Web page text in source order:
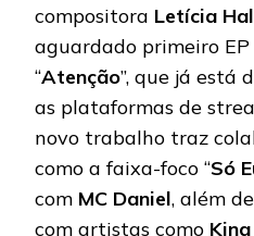
compositora Letícia
aguardado primeiro
“Atenção”, que já está
as plataformas de
novo trabalho traz
como a faixa-foco “Só
com MC Daniel, além
com artistas como